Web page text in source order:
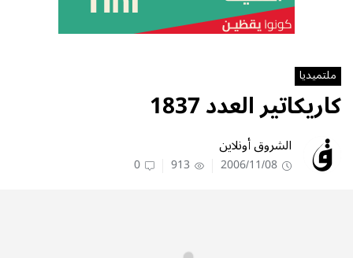
ملتميديا
كاريكاتير العدد 1837
الشروق أونلاين
2006/11/08
913
0